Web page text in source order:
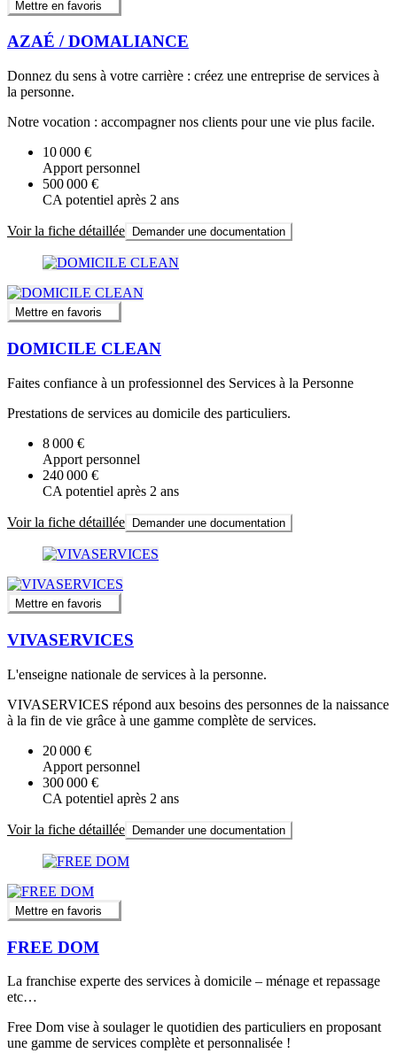
Mettre en favoris
AZAÉ / DOMALIANCE
Donnez du sens à votre carrière : créez une entreprise de services à
la personne.
Notre vocation : accompagner nos clients pour une vie plus facile.
10 000 €
Apport personnel
500 000 €
CA potentiel après 2 ans
Voir la fiche détaillée Demander une documentation
Mettre en favoris
DOMICILE CLEAN
Faites confiance à un professionnel des Services à la Personne
Prestations de services au domicile des particuliers.
8 000 €
Apport personnel
240 000 €
CA potentiel après 2 ans
Voir la fiche détaillée Demander une documentation
Mettre en favoris
VIVASERVICES
L'enseigne nationale de services à la personne.
VIVASERVICES répond aux besoins des personnes de la naissance
à la fin de vie grâce à une gamme complète de services.
20 000 €
Apport personnel
300 000 €
CA potentiel après 2 ans
Voir la fiche détaillée Demander une documentation
Mettre en favoris
FREE DOM
La franchise experte des services à domicile – ménage et repassage
etc…
Free Dom vise à soulager le quotidien des particuliers en proposant
une gamme de services complète et personnalisée !